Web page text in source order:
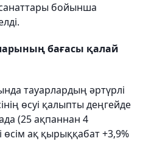
бойынша
бағасы қалай
тауарлардың әртүрлі
өсуі қалыпты деңгейде
(25 ақпаннан 4
өсім ақ қырыққабат +3,9%